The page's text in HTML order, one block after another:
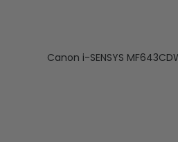
Canon i-SENSYS